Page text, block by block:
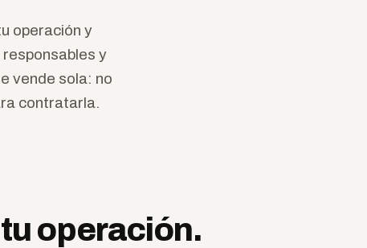
operación y
y
vende sola: no
contratarla.
operación.